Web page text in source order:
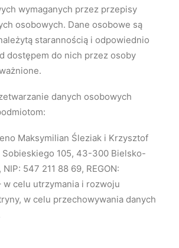
wymaganych przez przepisy
osobowych. Dane osobowe są
starannością i odpowiednio
dostępem do nich przez osoby
danych osobowych
Maksymilian Śleziak i Krzysztof
Sobieskiego 105, 43-300 Bielsko-
NIP: 547 211 88 69, REGON:
w celu utrzymania i rozwoju
w celu przechowywania danych